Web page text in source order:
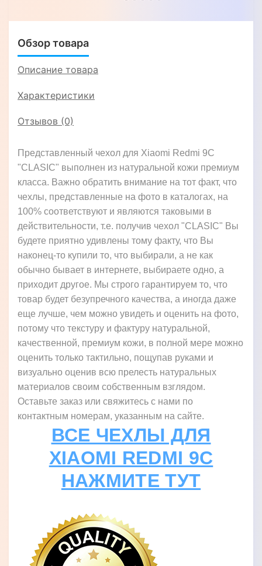
Обзор товара
Описание товара
Характеристики
Отзывов (0)
Представленный чехол для Xiaomi Redmi 9C
"CLASIC" выполнен из натуральной кожи премиум
класса. Важно обратить внимание на тот факт, что
чехлы, представленные на фото в каталогах, на
100% соответствуют и являются таковыми в
действительности, т.е. получив чехол "CLASIC" Вы
будете приятно удивлены тому факту, что Вы
наконец-то купили то, что выбирали, а не как
обычно бывает в интернете, выбираете одно, а
приходит другое. Мы строго гарантируем то, что
товар будет безупречного качества, а иногда даже
еще лучше, чем можно увидеть и оценить на фото,
потому что текстуру и фактуру натуральной,
качественной, премиум кожи, в полной мере можно
оценить только тактильно, пощупав руками и
визуально оценив всю прелесть натуральных
материалов своим собственным взглядом.
Оставьте заказ или свяжитесь с нами по
контактным номерам, указанным на сайте.
ВСЕ ЧЕХЛЫ ДЛЯ
XIAOMI REDMI 9C
НАЖМИТЕ ТУТ